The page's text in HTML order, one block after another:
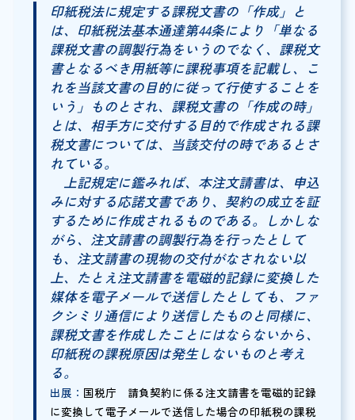
印紙税法に規定する課税文書の「作成」と
は、印紙税法基本通達第44条により「単なる
課税文書の調製行為をいうのでなく、課税文
書となるべき用紙等に課税事項を記載し、こ
れを当該文書の目的に従って行使することを
いう」ものとされ、課税文書の「作成の時」
とは、相手方に交付する目的で作成される課
税文書については、当該交付の時であるとさ
れている。
上記規定に鑑みれば、本注文請書は、申込
みに対する応諾文書であり、契約の成立を証
するために作成されるものである。しかしな
がら、注文請書の調製行為を行ったとして
も、注文請書の現物の交付がなされない以
上、たとえ注文請書を電磁的記録に変換した
媒体を電子メールで送信したとしても、ファ
クシミリ通信により送信したものと同様に、
課税文書を作成したことにはならないから、
印紙税の課税原因は発生しないものと考え
る。
出展： 国税庁 請負契約に係る注文請書を電磁的記録
に変換して電子メールで送信した場合の印紙税の課税